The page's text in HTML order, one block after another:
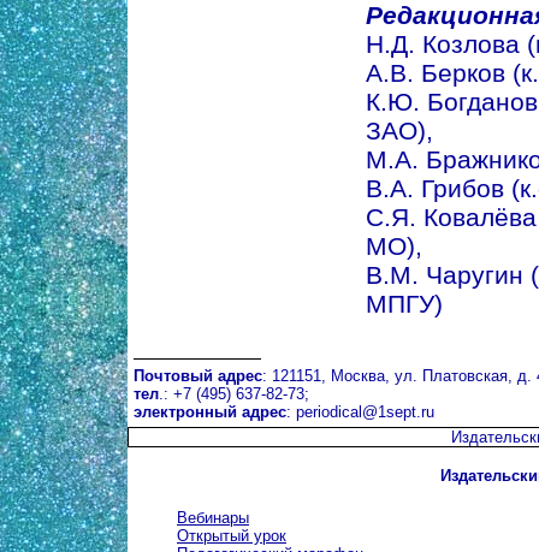
Н.Д. Козлова
А.В. Берков
К.Ю.
ЗАО),
М.А.
В.А. Грибов
С.Я.
МО),
В.М. Чаругин
МПГУ)
Почтовый адрес: 121151, Москва, ул. Платовская, д.
тел.: +7 (495) 637-82-73;
электронный адрес: periodical@1sept.ru
Вебинары
Открытый урок